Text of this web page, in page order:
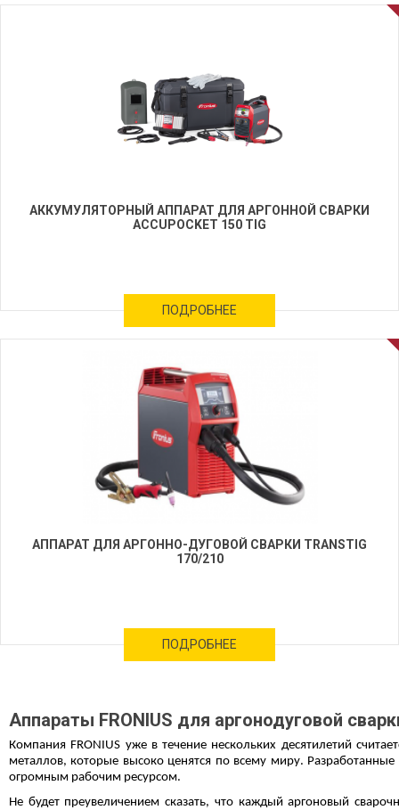
АККУМУЛЯТОРНЫЙ АППАРАТ ДЛЯ АРГОННОЙ СВАРКИ
ACCUPOCKET 150 TIG
ПОДРОБНЕЕ
АППАРАТ ДЛЯ АРГОННО-ДУГОВОЙ СВАРКИ TRANSTIG
170/210
ПОДРОБНЕЕ
Аппараты FRONIUS для аргонодуговой
Компания FRONIUS уже в течение нескольких десятилетий
металлов, которые высоко ценятся по всему миру.
огромным рабочим ресурсом.
Не будет преувеличением сказать, что каждыйаргоновый